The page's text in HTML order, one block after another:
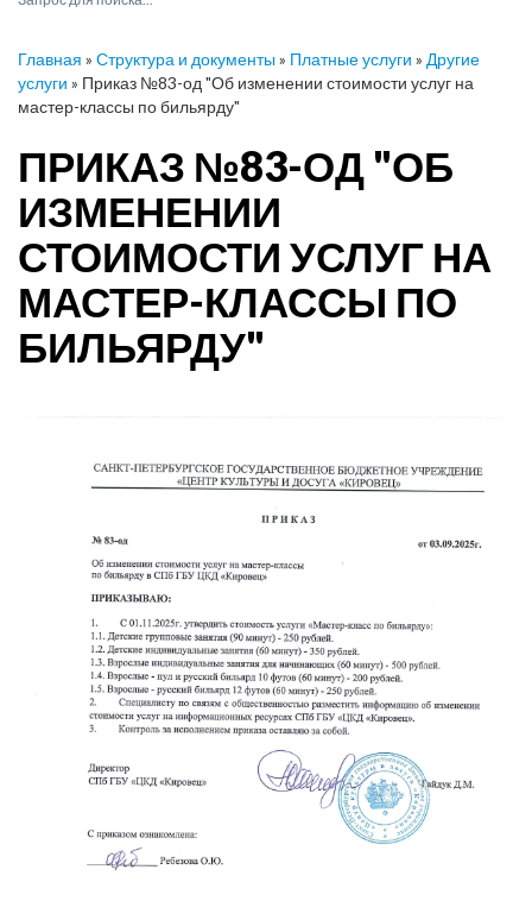
Главная » Структура и документы» Платные услуги » Другие
услуги » Приказ №83-од "Об изменении стоимости услуг на
мастер-классы по бильярду"
ПРИКАЗ №83-ОД "ОБ
ИЗМЕНЕНИИ
СТОИМОСТИ УСЛУГ НА
МАСТЕР-КЛАССЫ ПО
БИЛЬЯРДУ"